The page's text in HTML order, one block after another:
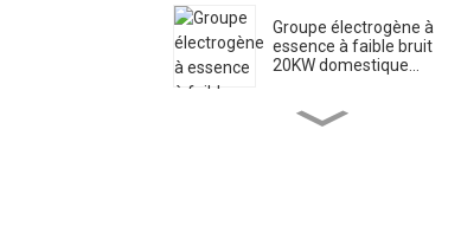
Groupe électrogène à
essence à faible bruit
20KW domestique...
Pompe à eau électrique